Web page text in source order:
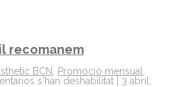
recomanem
BCN Promoció mensual
s'han deshabilitat | 3 abril,